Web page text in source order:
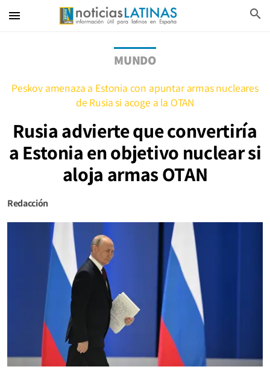
menu search
MUNDO
Peskov amenaza a Estonia con apuntar armas nucleares
de Rusia si acoge a la OTAN
Rusia advierte que convertiría
a Estonia en objetivo nuclear si
aloja armas OTAN
Redacción